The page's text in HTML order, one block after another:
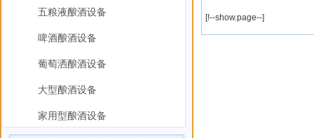
五粮液酿酒设备
啤酒酿酒设备
葡萄洒酿酒设备
大型酿酒设备
家用型酿酒设备
[!--show.page--]